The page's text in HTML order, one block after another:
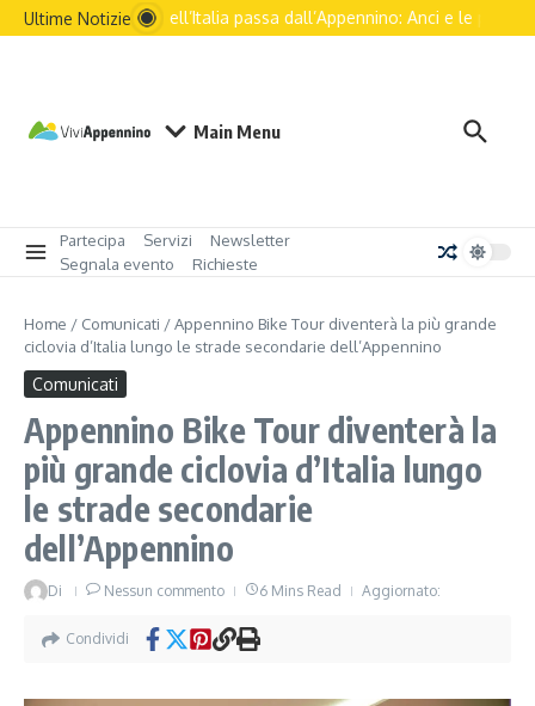
Salta al contenuto
Ultime NotizieIl futuro dell’Italia passa dall’Appennino: Anci e le
Main Menu
Partecipa Servizi
Newsletter
Segnala evento
Richieste
Home / Comunicati /Appennino Bike Tour diventerà la più grande
ciclovia d’Italia lungo le strade secondarie dell’Appennino
Comunicati
Appennino Bike Tour diventerà la
più grande ciclovia d’Italia lungo
le strade secondarie
dell’Appennino
Di Nessun commento 6 Mins Read Aggiornato:
Condividi